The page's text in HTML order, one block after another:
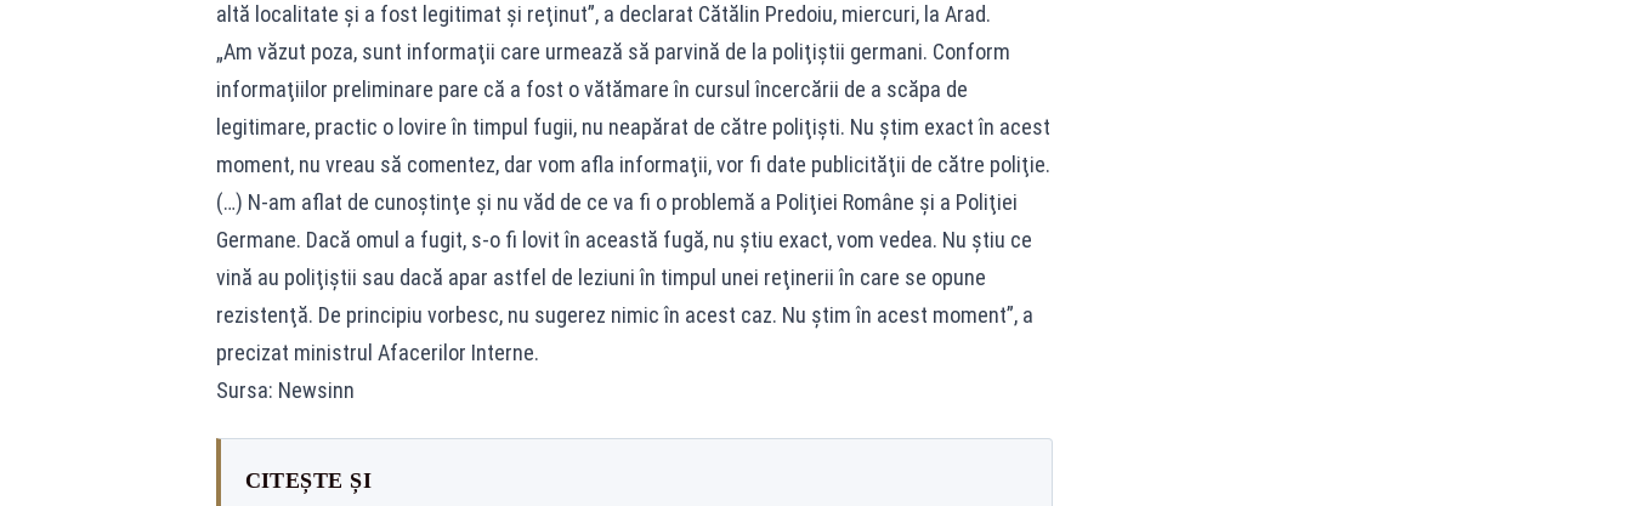
altă localitate şi a fost legitimat şi reţinut”, a declarat Cătălin Predoiu, miercuri, la Arad.
„Am văzut poza, sunt informaţii care urmează să parvină de la poliţiştii germani. Conform
informaţiilor preliminare pare că a fost o vătămare în cursul încercării de a scăpa de
legitimare, practic o lovire în timpul fugii, nu neapărat de către poliţişti. Nu ştim exact în acest
moment, nu vreau să comentez, dar vom afla informaţii, vor fi date publicităţii de către poliţie.
(…) N-am aflat de cunoştinţe şi nu văd de ce va fi o problemă a Poliţiei Române şi a Poliţiei
Germane. Dacă omul a fugit, s-o fi lovit în această fugă, nu ştiu exact, vom vedea. Nu ştiu ce
vină au poliţiştii sau dacă apar astfel de leziuni în timpul unei reţinerii în care se opune
rezistenţă. De principiu vorbesc, nu sugerez nimic în acest caz. Nu ştim în acest moment”, a
precizat ministrul Afacerilor Interne.
Sursa: Newsinn
CITEȘTE ȘI